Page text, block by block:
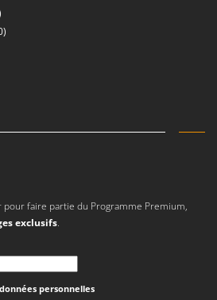
pour faire partie du Programme Premium,
exclusifs.
personnelles